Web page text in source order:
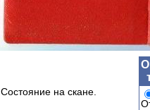
Состояние на скане.